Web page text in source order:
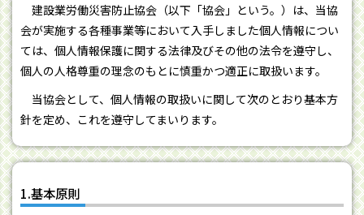
建設業労働災害防止協会（以下「協会」という。）は、当協
会が実施する各種事業等において入手しました個人情報につい
ては、個人情報保護に関する法律及びその他の法令を遵守し、
個人の人格尊重の理念のもとに慎重かつ適正に取扱います。
当協会として、個人情報の取扱いに関して次のとおり基本方
針を定め、これを遵守してまいります。
1.基本原則